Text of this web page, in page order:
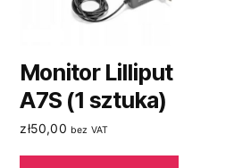
Monitor Lilliput
A7S (1 sztuka)
zł50,00 bez VAT